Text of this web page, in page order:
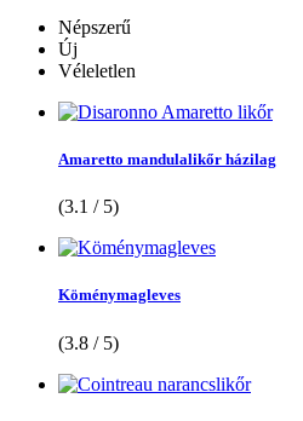
Népszerű
Új
Véleletlen
Amaretto mandulalikőr házilag
(3.1 / 5)
Köménymagleves
(3.8 / 5)